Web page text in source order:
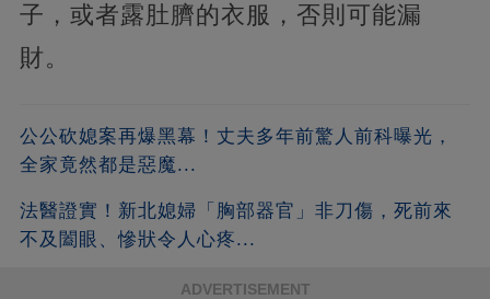
子，或者露肚臍的衣服，否則可能漏
財。
公公砍媳案再爆黑幕！丈夫多年前驚人前科曝光，
全家竟然都是惡魔...
法醫證實！新北媳婦「胸部器官」非刀傷，死前來
不及闔眼、慘狀令人心疼...
ADVERTISEMENT